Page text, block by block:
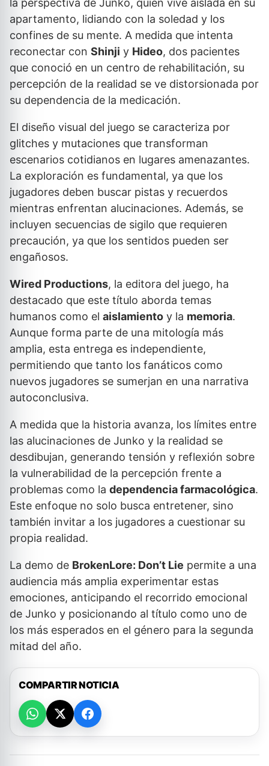
la perspectiva de Junko, quien vive aislada en su
apartamento, lidiando con la soledad y los
confines de su mente. A medida que intenta
reconectar con Shinji y Hideo, dos pacientes
que conoció en un centro de rehabilitación, su
percepción de la realidad se ve distorsionada por
su dependencia de la medicación.
El diseño visual del juego se caracteriza por
glitches y mutaciones que transforman
escenarios cotidianos en lugares amenazantes.
La exploración es fundamental, ya que los
jugadores deben buscar pistas y recuerdos
mientras enfrentan alucinaciones. Además, se
incluyen secuencias de sigilo que requieren
precaución, ya que los sentidos pueden ser
engañosos.
Wired Productions, la editora del juego, ha
destacado que este título aborda temas
humanos como el aislamiento y la memoria.
Aunque forma parte de una mitología más
amplia, esta entrega es independiente,
permitiendo que tanto los fanáticos como
nuevos jugadores se sumerjan en una narrativa
autoconclusiva.
A medida que la historia avanza, los límites entre
las alucinaciones de Junko y la realidad se
desdibujan, generando tensión y reflexión sobre
la vulnerabilidad de la percepción frente a
problemas como la dependencia farmacológica.
Este enfoque no solo busca entretener, sino
también invitar a los jugadores a cuestionar su
propia realidad.
La demo de BrokenLore: Don’t Lie permite a una
audiencia más amplia experimentar estas
emociones, anticipando el recorrido emocional
de Junko y posicionando al título como uno de
los más esperados en el género para la segunda
mitad del año.
COMPARTIR NOTICIA